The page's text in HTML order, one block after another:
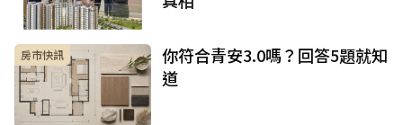
房市快訊
你符合青安3.0嗎？回答5題就知
道